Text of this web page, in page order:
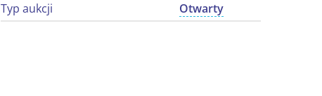
Typ aukcji
Otwarty